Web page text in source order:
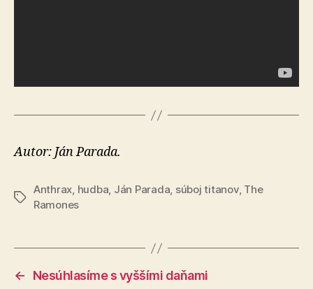
Autor: Ján Parada.
Značky
Anthrax, hudba, Ján Parada, súboj titanov, The
Ramones
←
Nesúhlasíme s vyššími daňami